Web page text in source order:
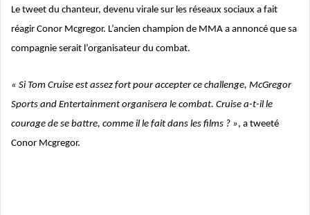
Le tweet du chanteur, devenu virale sur les réseaux sociaux a fait
réagir Conor Mcgregor. L’ancien champion de MMA a annoncé que sa
compagnie serait l’organisateur du combat.
« Si Tom Cruise est assez fort pour accepter ce challenge, McGregor
Sports and Entertainment organisera le combat. Cruise a-t-il le
courage de se battre, comme il le fait dans les films ? », a tweeté
Conor Mcgregor.